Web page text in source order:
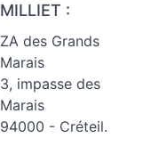
MILLIET :
ZA des Grands
Marais
3, impasse des
Marais
94000 - Créteil.